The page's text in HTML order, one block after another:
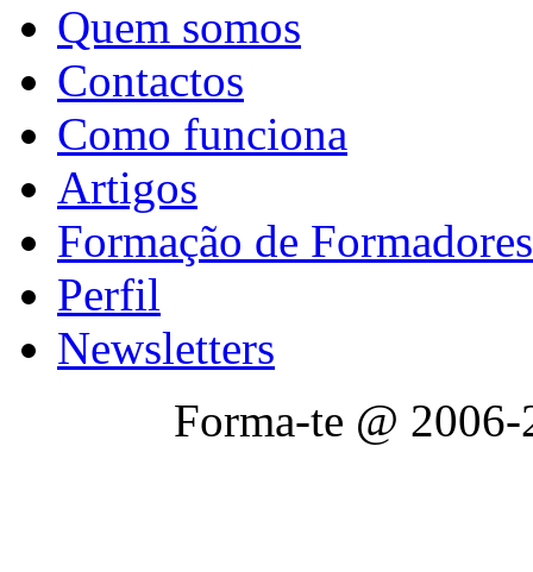
Quem somos
Contactos
Como funciona
Artigos
Formação de Formadores
Perfil
Newsletters
Forma-te @